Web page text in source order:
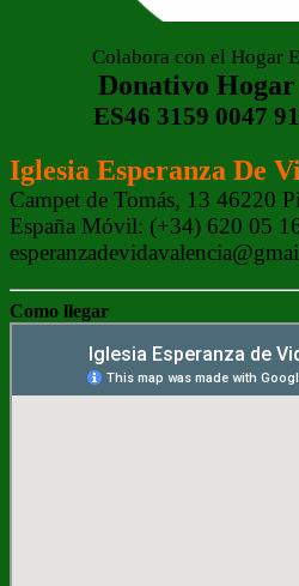
Colabora con el Hogar
Donativo
ES46 3159 0047
Iglesia Esperanza De
Campet de Tomás, 13 46220
España Móvil: (+34) 620 05
Como llegar